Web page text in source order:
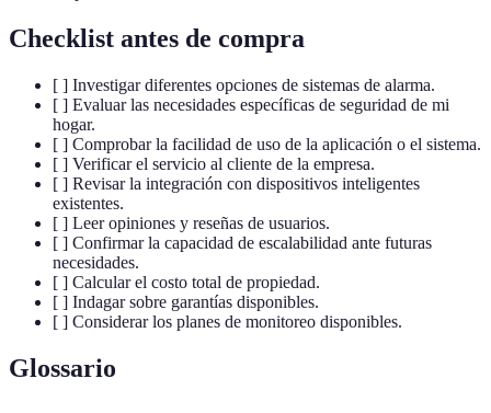
Checklist antes de compra
[ ] Investigar diferentes opciones de sistemas de alarma.
[ ] Evaluar las necesidades específicas de seguridad de mi
hogar.
[ ] Comprobar la facilidad de uso de la aplicación o el sistema.
[ ] Verificar el servicio al cliente de la empresa.
[ ] Revisar la integración con dispositivos inteligentes
existentes.
[ ] Leer opiniones y reseñas de usuarios.
[ ] Confirmar la capacidad de escalabilidad ante futuras
necesidades.
[ ] Calcular el costo total de propiedad.
[ ] Indagar sobre garantías disponibles.
[ ] Considerar los planes de monitoreo disponibles.
Glossario